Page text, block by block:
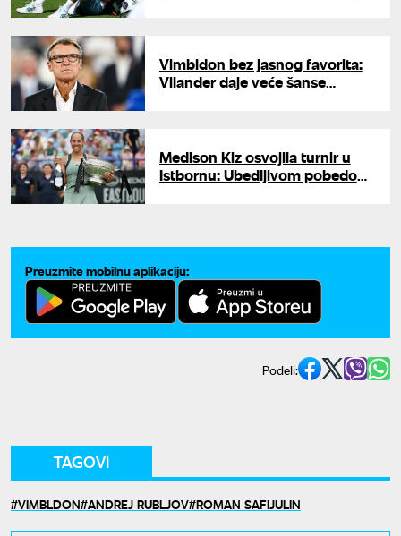
Vimbldon bez jasnog favorita:
Vilander daje veće šanse
Medison Kiz osvojila turnir u
Istbornu: Ubedljivom pobedom
Preuzmite mobilnu aplikaciju:
Podeli:
TAGOVI
VIMBLDON ANDREJ RUBLJOV ROMAN SAFIJULIN